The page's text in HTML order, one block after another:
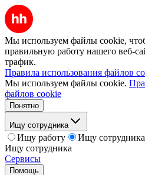
Мы используем файлы cookie,
правильную работу нашего веб-
трафик.
Правила использования файлов
Мы используем файлы cookie.
файлов cookie
Понятно
Ищу сотрудника
Ищу работу
Ищу сотрудника
Ищу сотрудника
Сервисы
Помощь